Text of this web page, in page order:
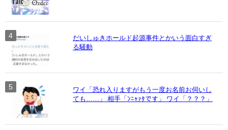
だいしゅきホールド起源事件とかいう面白すぎ
る騒動
ワイ「恐れ入りますがもう一度お名前お伺いし
ても……」 相手「ﾝﾆｬｧﾀです」 ワイ「？？？」